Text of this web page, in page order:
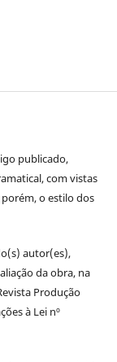
publicado,
com vistas
o estilo dos
autor(es),
da obra, na
Produção
à Lei nº